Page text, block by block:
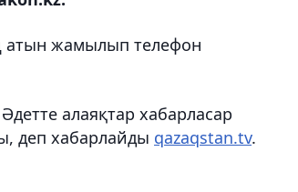
атын жамылып телефон
алаяқтар хабарласар
деп хабарлайды qazaqstan.tv.